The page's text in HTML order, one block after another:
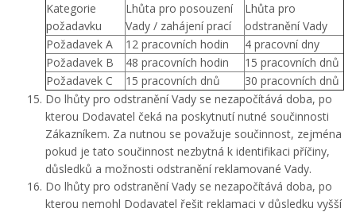
Kategorie
požadavku
Lhůta pro posouzení
Vady / zahájení prací
Lhůta pro
odstranění Vady
Požadavek A
12 pracovních hodin
4 pracovní dny
Požadavek B
48 pracovních hodin
15 pracovních dnů
Požadavek C
15 pracovních dnů
30 pracovních dnů
Do lhůty pro odstranění Vady se nezapočítává doba, po
kterou Dodavatel čeká na poskytnutí nutné součinnosti
Zákazníkem. Za nutnou se považuje součinnost, zejména
pokud je tato součinnost nezbytná k identifikaci příčiny,
důsledků a možnosti odstranění reklamované Vady.
Do lhůty pro odstranění Vady se nezapočítává doba, po
kterou nemohl Dodavatel řešit reklamaci v důsledku vyšší